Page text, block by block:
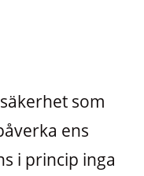
som
ens
i princip inga